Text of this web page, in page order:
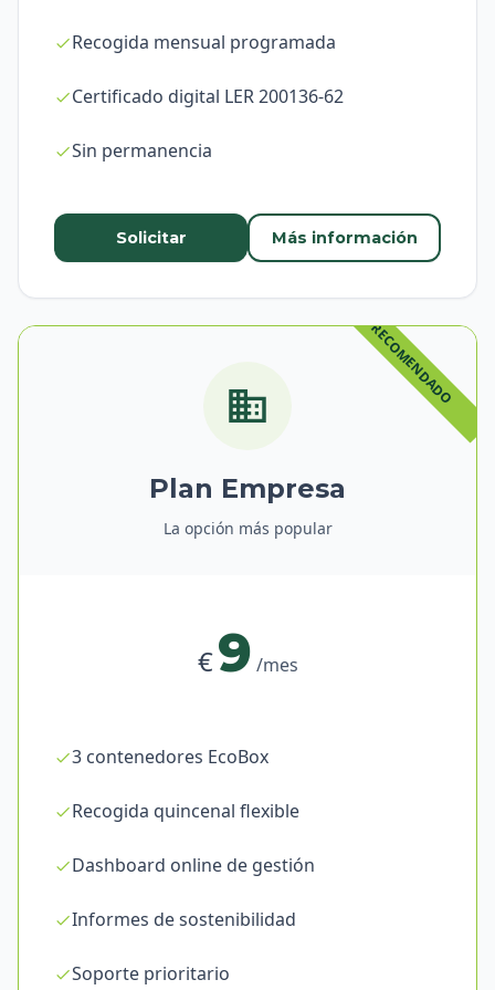
Recogida mensual programada
Certificado digital LER 200136-62
Sin permanencia
Solicitar Más información
Plan Empresa
La opción más popular
€9 /mes
3 contenedores EcoBox
Recogida quincenal flexible
Dashboard online de gestión
Informes de sostenibilidad
Soporte prioritario